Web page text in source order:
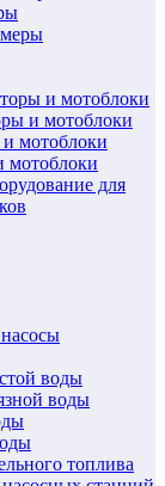
и мотоблоки
и мотоблоки
мотоблоки
мотоблоки
для
воды
воды
топлива